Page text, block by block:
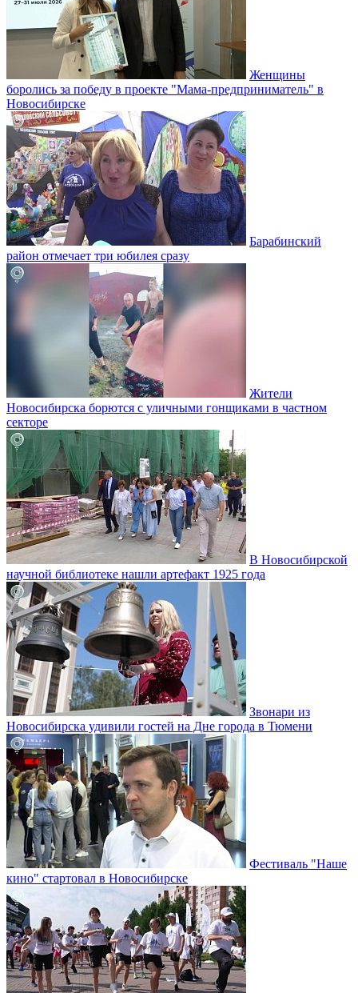
Женщины
боролись за победу в проекте "Мама-предприниматель" в
Новосибирске
Барабинский
район отмечает три юбилея сразу
Жители
Новосибирска борются с уличными гонщиками в частном
секторе
В Новосибирской
научной библиотеке нашли артефакт 1925 года
Звонари из
Новосибирска удивили гостей на Дне города в Тюмени
Фестиваль "Наше
кино" стартовал в Новосибирске